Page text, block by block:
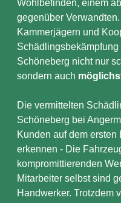
Wohlbefinden, einem
gegenüber
Kammerjägern und
Schöneberg nicht nur
sondern auch
Die vermittelten
Schöneberg bei
Kunden auf dem
erkennen - Die
kompromittierenden
Mitarbeiter selbst sind
Handwerker. Trotzdem